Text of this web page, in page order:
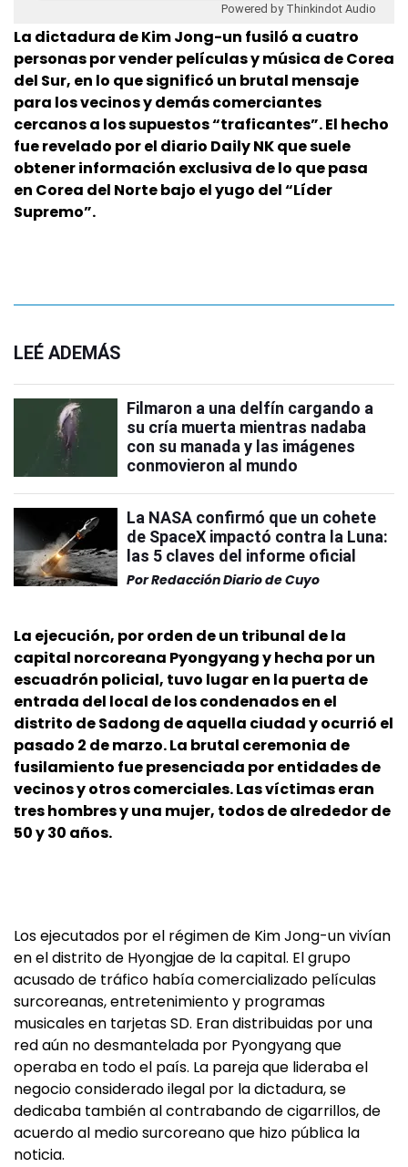
Powered by Thinkindot Audio
La dictadura de Kim Jong-un fusiló a cuatro
personas por vender películas y música de Corea
del Sur, en lo que significó un brutal mensaje
para los vecinos y demás comerciantes
cercanos a los supuestos “traficantes”. El hecho
fue revelado por el diario Daily NK que suele
obtener información exclusiva de lo que pasa
en Corea del Norte bajo el yugo del “Líder
Supremo”.
LEÉ ADEMÁS
Filmaron a una delfín cargando a
su cría muerta mientras nadaba
con su manada y las imágenes
conmovieron al mundo
La NASA confirmó que un cohete
de SpaceX impactó contra la Luna:
las 5 claves del informe oficial
PorRedacción Diario de Cuyo
La ejecución, por orden de un tribunal de la
capital norcoreana Pyongyang y hecha por un
escuadrón policial, tuvo lugar en la puerta de
entrada del local de los condenados en el
distrito de Sadong de aquella ciudad y ocurrió el
pasado 2 de marzo. La brutal ceremonia de
fusilamiento fue presenciada por entidades de
vecinos y otros comerciales. Las víctimas eran
tres hombres y una mujer, todos de alrededor de
50 y 30 años.
Los ejecutados por el régimen de Kim Jong-un vivían
en el distrito de Hyongjae de la capital. El grupo
acusado de tráfico había comercializado películas
surcoreanas, entretenimiento y programas
musicales en tarjetas SD. Eran distribuidas por una
red aún no desmantelada por Pyongyang que
operaba en todo el país. La pareja que lideraba el
negocio considerado ilegal por la dictadura, se
dedicaba también al contrabando de cigarrillos, de
acuerdo al medio surcoreano que hizo pública la
noticia.